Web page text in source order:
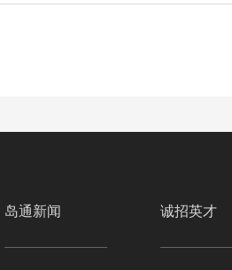
岛通新闻 诚招英才